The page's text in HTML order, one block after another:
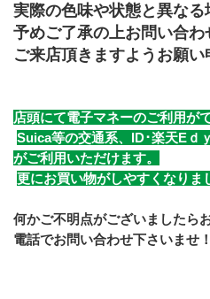
実際の色味や状態と異なる
予めご了承の上お問い合わ
ご来店頂きますようお願い
店頭にて電子マネーのご利用が
Suica等の交通系、ID･楽天Eｄ
がご利用いただけます。
更にお買い物がしやすくなりま
何かご不明点がございましたら
電話でお問い合わせ下さいませ！